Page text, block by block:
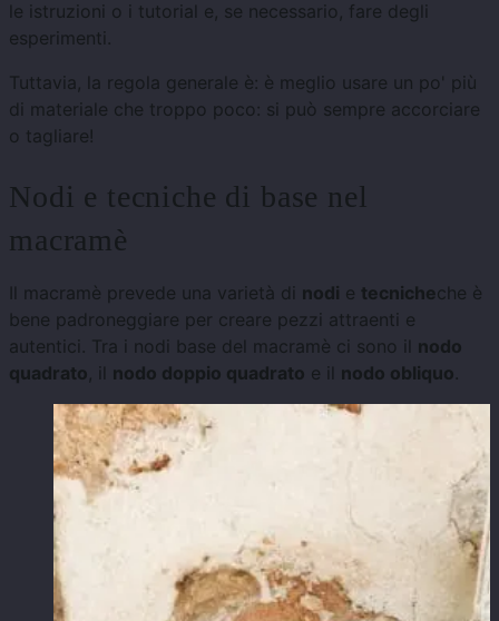
le istruzioni o i tutorial e, se necessario, fare degli
esperimenti.
Tuttavia, la regola generale è: è meglio usare un po' più
di materiale che troppo poco: si può sempre accorciare
o tagliare!
Nodi e tecniche di base nel
macramè
Il macramè prevede una varietà di nodi e tecnicheche è
bene padroneggiare per creare pezzi attraenti e
autentici. Tra i nodi base del macramè ci sono il nodo
quadrato, il nodo doppio quadrato e il nodo obliquo.